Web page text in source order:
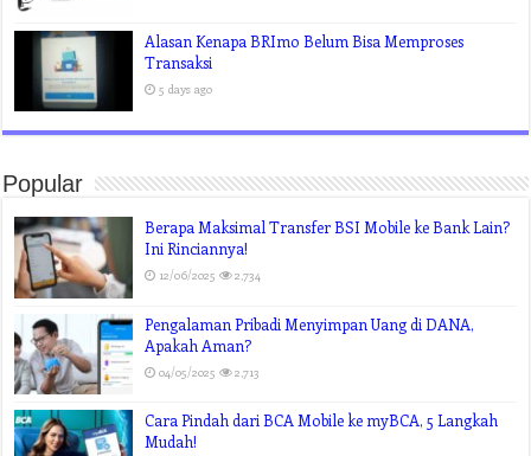
Alasan Kenapa BRImo Belum Bisa Memproses
Transaksi
5 days ago
Popular
Berapa Maksimal Transfer BSI Mobile ke Bank Lain?
Ini Rinciannya!
12/06/2025 2,734
Pengalaman Pribadi Menyimpan Uang di DANA,
Apakah Aman?
04/05/2025 2,713
Cara Pindah dari BCA Mobile ke myBCA, 5 Langkah
Mudah!